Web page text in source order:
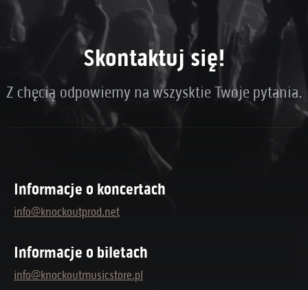
Skontaktuj się!
Z chęcią odpowiemy na wszysktie Twoje pytania.
Informacje o koncertach
info@knockoutprod.net
Informacje o biletach
info@knockoutmusicstore.pl